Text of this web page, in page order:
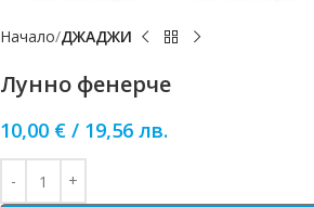
Начало ДЖАДЖИ
Лунно фенерче
10,00 € / 19,56 лв.